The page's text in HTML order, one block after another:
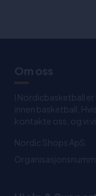
Om oss
I Nordicbasketball
innen basketball.
kontakte oss, og vi
Nordic Shops ApS